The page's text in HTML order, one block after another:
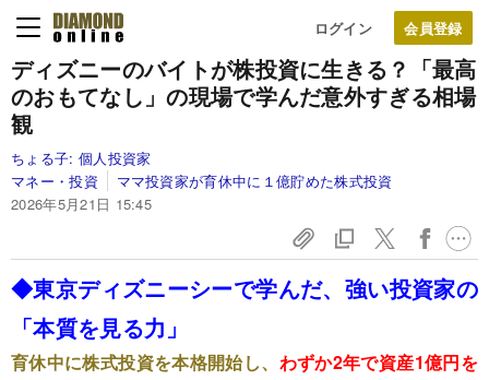
ログイン
ディズニーのバイトが株投資に生きる？「最高
のおもてなし」の現場で学んだ意外すぎる相場
観
ちょる子: 個人投資家
マネー・投資
ママ投資家が育休中に１億貯めた株式投資
2026年5月21日 15:45
◆東京ディズニーシーで学んだ、強い投資家の
「本質を見る力」
育休中に株式投資を本格開始し、 わずか2年で資産1億円を